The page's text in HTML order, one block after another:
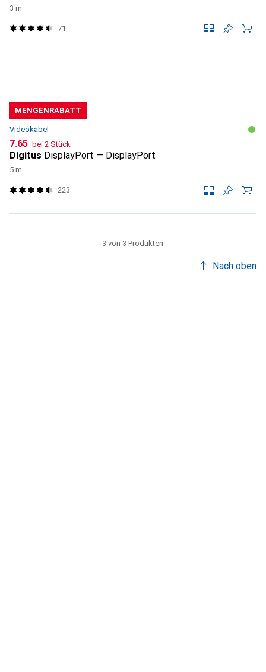
3 m
71
MENGENRABATT
Videokabel
CHF
7.65 bei 2 Stück
Digitus DisplayPort — DisplayPort
5 m
223
3 von 3 Produkten
Nach oben